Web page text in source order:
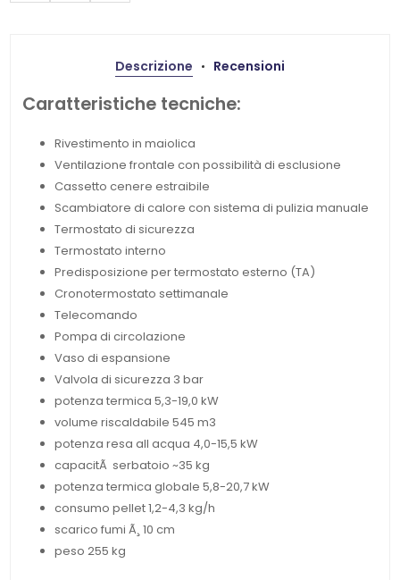
Descrizione Recensioni
Caratteristiche tecniche:
Rivestimento in maiolica
Ventilazione frontale con possibilità di esclusione
Cassetto cenere estraibile
Scambiatore di calore con sistema di pulizia manuale
Termostato di sicurezza
Termostato interno
Predisposizione per termostato esterno (TA)
Cronotermostato settimanale
Telecomando
Pompa di circolazione
Vaso di espansione
Valvola di sicurezza 3 bar
potenza termica 5,3-19,0 kW
volume riscaldabile 545 m3
potenza resa all acqua 4,0-15,5 kW
capacitÃ serbatoio ~35 kg
potenza termica globale 5,8-20,7 kW
consumo pellet 1,2-4,3 kg/h
scarico fumi Ã¸ 10 cm
peso 255 kg